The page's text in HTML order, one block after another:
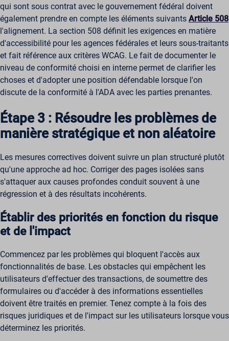
qui sont sous contrat avec le gouvernement fédéral doivent
également prendre en compte les éléments suivants Article 508
l'alignement. La section 508 définit les exigences en matière
d'accessibilité pour les agences fédérales et leurs sous-traitants
et fait référence aux critères WCAG. Le fait de documenter le
niveau de conformité choisi en interne permet de clarifier les
choses et d'adopter une position défendable lorsque l'on
discute de la conformité à l'ADA avec les parties prenantes.
Étape 3 : Résoudre les problèmes de
manière stratégique et non aléatoire
Les mesures correctives doivent suivre un plan structuré plutôt
qu'une approche ad hoc. Corriger des pages isolées sans
s'attaquer aux causes profondes conduit souvent à une
régression et à des résultats incohérents.
Établir des priorités en fonction du risque
et de l'impact
Commencez par les problèmes qui bloquent l'accès aux
fonctionnalités de base. Les obstacles qui empêchent les
utilisateurs d'effectuer des transactions, de soumettre des
formulaires ou d'accéder à des informations essentielles
doivent être traités en premier. Tenez compte à la fois des
risques juridiques et de l'impact sur les utilisateurs lorsque vous
déterminez les priorités.